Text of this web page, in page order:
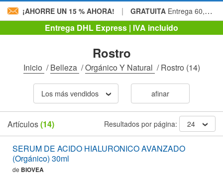
¡AHORRE UN 15 % AHORA! | GRATUITA Entrega 60,00 € »
Entrega DHL Express | IVA incluido
Rostro
Inicio /Belleza /Orgánico Y Natural /Rostro (14)
Los más vendidos afinar
Artículos(14) Resultados por página: 24
SERUM DE ACIDO HIALURONICO AVANZADO
(Orgánico) 30ml
de BIOVEA